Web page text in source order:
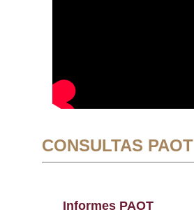
CONSULTAS PAOT
Informes PAOT